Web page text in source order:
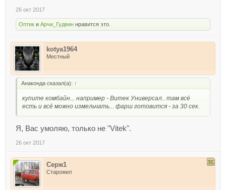
26 окт 2017
Оптик и Арчи_Гудвин нравится это.
kotya1964
Местный
Анаконда сказал(а): ↑
купите комбайн... например - Витек Универсал.. там всё
есть и всё можно измельчать... фарш готовится - за 30 сек.
Я, Вас умоляю, только не "Vitek".
26 окт 2017
Серж1
Старожил